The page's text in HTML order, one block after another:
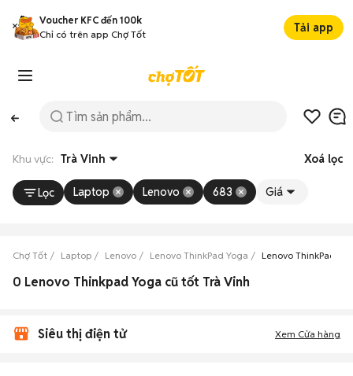
Voucher KFC đến 100k
Chỉ có trên app Chợ Tốt
Tải app
Khu vực: Trà Vinh Xoá lọc
Lọc Laptop Lenovo 683 Giá
Chợ Tốt Laptop Lenovo Lenovo ThinkPad Yoga Lenovo ThinkPad
0 Lenovo Thinkpad Yoga cũ tốt Trà Vinh
Siêu thị điện tử Xem Cửa hàng